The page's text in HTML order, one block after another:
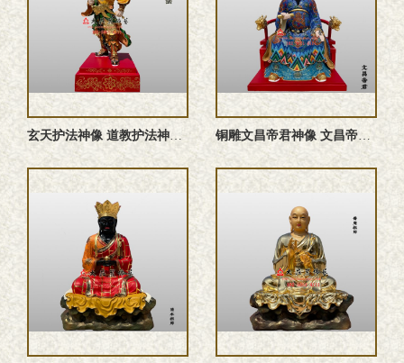
玄天护法神像 道教护法神像定制 铜雕文昌帝君神像 文昌帝君道教神像定制